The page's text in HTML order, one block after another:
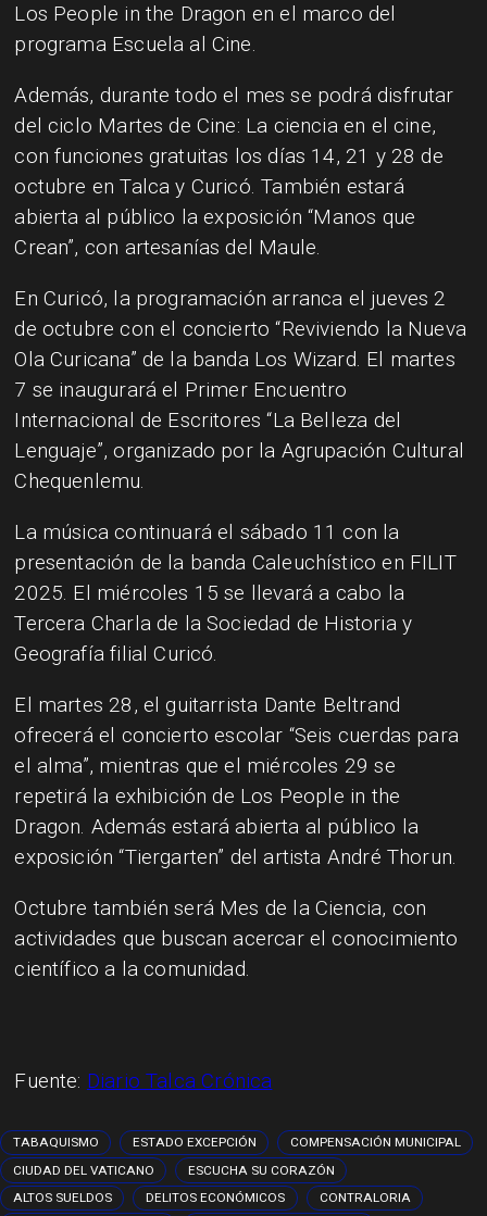
Los People in the Dragon en el marco del
programa Escuela al Cine.
Además, durante todo el mes se podrá disfrutar
del ciclo Martes de Cine: La ciencia en el cine,
con funciones gratuitas los días 14, 21 y 28 de
octubre en Talca y Curicó. También estará
abierta al público la exposición “Manos que
Crean”, con artesanías del Maule.
En Curicó, la programación arranca el jueves 2
de octubre con el concierto “Reviviendo la Nueva
Ola Curicana” de la banda Los Wizard. El martes
7 se inaugurará el Primer Encuentro
Internacional de Escritores “La Belleza del
Lenguaje”, organizado por la Agrupación Cultural
Chequenlemu.
La música continuará el sábado 11 con la
presentación de la banda Caleuchístico en FILIT
2025. El miércoles 15 se llevará a cabo la
Tercera Charla de la Sociedad de Historia y
Geografía filial Curicó.
El martes 28, el guitarrista Dante Beltrand
ofrecerá el concierto escolar “Seis cuerdas para
el alma”, mientras que el miércoles 29 se
repetirá la exhibición de Los People in the
Dragon. Además estará abierta al público la
exposición “Tiergarten” del artista André Thorun.
Octubre también será Mes de la Ciencia, con
actividades que buscan acercar el conocimiento
científico a la comunidad.
Fuente: Diario Talca Crónica
TABAQUISMO ESTADO EXCEPCIÓN
COMPENSACIÓN MUNICIPAL
CIUDAD DEL VATICANO
ESCUCHA SU CORAZÓN
ALTOS SUELDOS
DELITOS ECONÓMICOS CONTRALORIA